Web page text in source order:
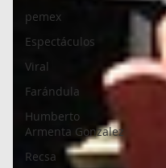
pemex
Espectáculos
Viral
Farándula
Humberto
Armenta Gonzalez
Recsa